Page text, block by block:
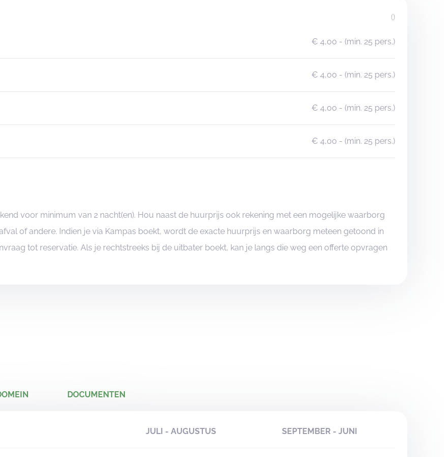
()
€ 4,00 - (min. 25 pers.)
€ 4,00 - (min. 25 pers.)
€ 4,00 - (min. 25 pers.)
€ 4,00 - (min. 25 pers.)
voor minimum van 2 nacht(en). Hou naast de huurprijs ook rekening met een mogelijke waarborg
of andere. Indien je via Kampas boekt, wordt de exacte huurprijs en waarborg meteen getoond in
tot reservatie. Als je rechtstreeks bij de uitbater boekt, kan je langs die weg een offerte opvragen
DOCUMENTEN
JULI - AUGUSTUS SEPTEMBER - JUNI